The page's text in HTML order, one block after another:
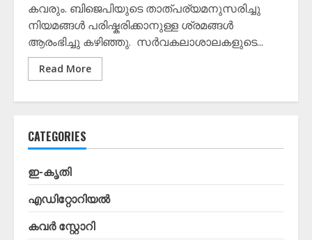
കവരും. ബിജെപിയുടെ താത്പര്യമനുസരിച്ചു
നിയമങ്ങൾ പരിഷ്കരിക്കാനുള്ള ശ്രമങ്ങൾ
ആരംഭിച്ചു കഴിഞ്ഞു. സർവകലാശാലകളുടെ...
Read More
CATEGORIES
ഇ-കൃതി
എഡിറ്റോറിയൽ
കവർ സ്റ്റോറി